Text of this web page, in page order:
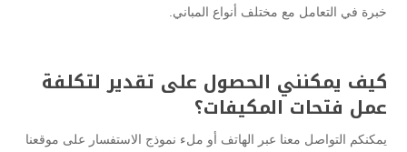
خبرة في التعامل مع مختلف أنواع المباني.
كيف يمكنني الحصول على تقدير لتكلفة
عمل فتحات المكيفات؟
يمكنكم التواصل معنا عبر الهاتف أو ملء نموذج الاستفسار على موقعنا